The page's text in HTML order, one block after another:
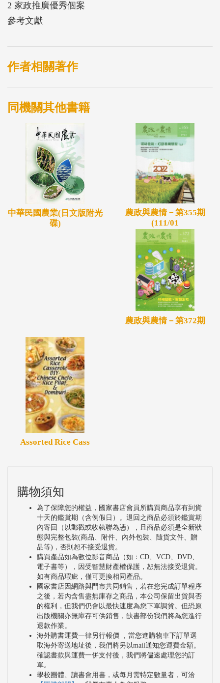
2 家政推廣優秀個案
參考文獻
作者相關著作
同機關其他書籍
中華民國農業(日文版附光
碟)
農政與農情－第355期
(111/01
農政與農情－第372期
Assorted Rice Cass
購物須知
為了保障您的權益，國家書店會員所購買商品享有到貨
十天的鑑賞期（含例假日）。退回之商品必須於鑑賞期
內寄回（以郵戳或收執聯為憑），且商品必須是全新狀
態與完整包裝(商品、附件、內外包裝、隨貨文件、贈
品等)，否則恕不接受退貨。
購買產品如為數位影音商品（如：CD、VCD、DVD、
電子書等），因受智慧財產權保護，恕無法接受退貨。
如有商品瑕疵，僅可更換相同產品。
國家書店因網路與門市共同銷售，若在您完成訂單程序
之後，若內含售盡無庫存之商品，本公司保留出貨與否
的權利，但我們仍會以最快速度為您下單調貨。但恐原
出版機關亦無庫存可供銷售，缺書部份我們將為您進行
退款作業。
海外購書運費一律另行報價 ，當您進購物車下訂單選
取海外寄送地址後，我們將另以mail通知您運費金額。
確認書款與運費一併支付後，我們將儘速處理您的訂
單。
學校團體、讀書會用書，或每月需特定數量者，可洽